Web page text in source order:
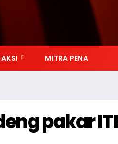
MITRA PENA
pakar